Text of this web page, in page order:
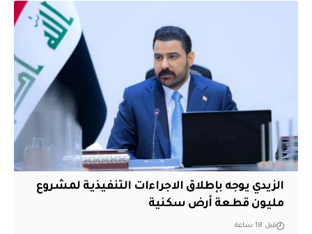
الزيدي يوجه بإطلاق الاجراءات التنفيذية لمشروع
مليون قطعة أرض سكنية
قبل 18 ساعة